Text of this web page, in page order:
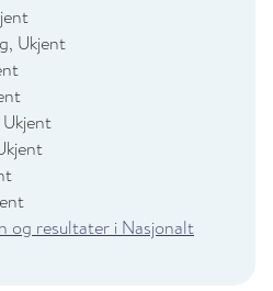
Ukjent
og resultater i Nasjonalt